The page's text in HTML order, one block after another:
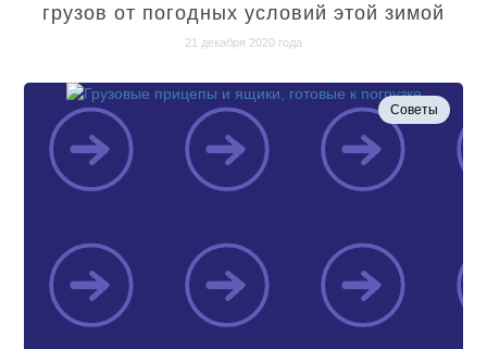
грузов от погодных условий этой зимой
21 декабря 2020 года
Советы